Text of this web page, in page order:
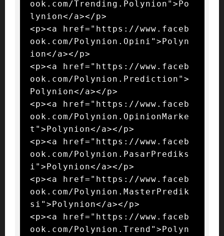
ook.com/Trending.Polynion">Po
lynion</a></p>
<p><a href="https://www.faceb
ook.com/Polynion.Opini">Polyn
ion</a></p>
<p><a href="https://www.faceb
ook.com/Polynion.Prediction">
Polynion</a></p>
<p><a href="https://www.faceb
ook.com/Polynion.OpinionMarke
t">Polynion</a></p>
<p><a href="https://www.faceb
ook.com/Polynion.PasarPrediks
i">Polynion</a></p>
<p><a href="https://www.faceb
ook.com/Polynion.MasterPredik
si">Polynion</a></p>
<p><a href="https://www.faceb
ook.com/Polynion.Trend">Polyn